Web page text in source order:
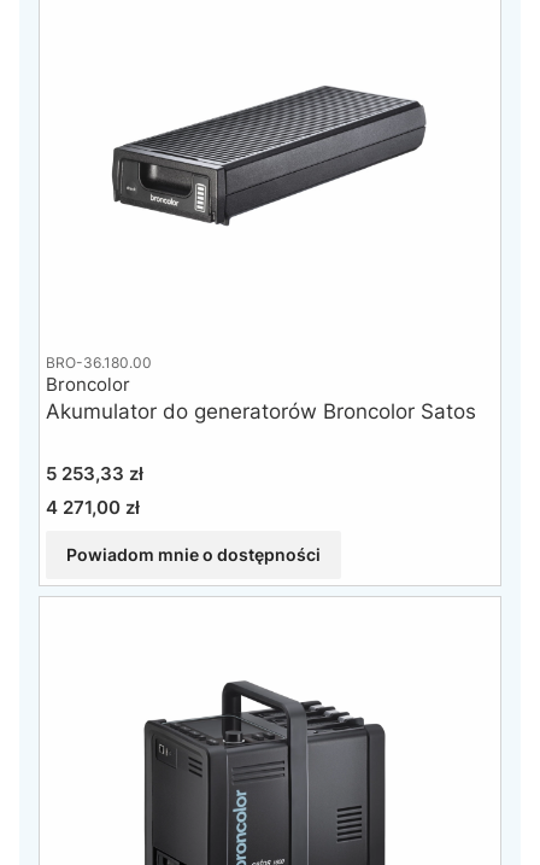
BRO-36.180.00
Akumulator do generatorów Broncolor Satos
Broncolor
Cena
5 253,33 zł
Cena
4 271,00 zł
Powiadom mnie o dostępności